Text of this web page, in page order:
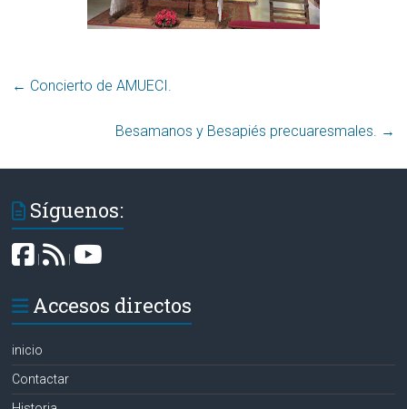
← Concierto de AMUECI.
Besamanos y Besapiés precuaresmales. →
Síguenos:
|
Accesos directos
inicio
Contactar